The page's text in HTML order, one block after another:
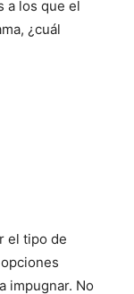
a los que el
¿cuál
el tipo de
impugnar. No